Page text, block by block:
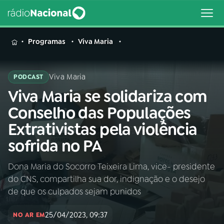
MENU
Buscar
na
Rádio
Nacional
Buscar
AO VIVO
01 INÍCIO
02A RÁDIO
Programas Viva Maria
PODCAST Viva Maria
Viva Maria se solidariza com
Conselho das Populações
Extrativistas pela violência
sofrida no PA
Dona Maria do Socorro Teixeira Lima, vice- presidente
do CNS, compartilha sua dor, indignação e o desejo
de que os culpados sejam punidos
NO AR EM25/04/2023, 09:37